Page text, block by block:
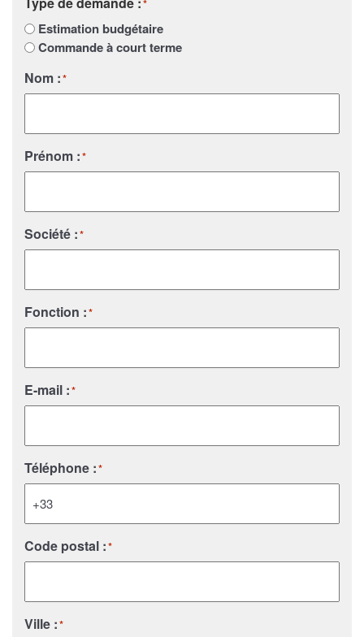
*
Estimation budgétaire
Commande à court terme
Nom :*
Prénom :*
Société :*
Fonction :*
E-mail :*
Téléphone :*
Code postal :*
Ville :*